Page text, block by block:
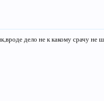
дело не к какому срачу не